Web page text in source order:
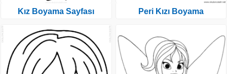
Kız Boyama Sayfası Peri Kızı Boyama